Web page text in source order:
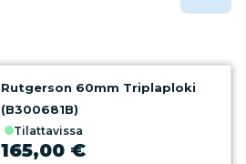
Rutgerson 60mm Triplaploki
(B300681B)
tilattavissa
165,00 €